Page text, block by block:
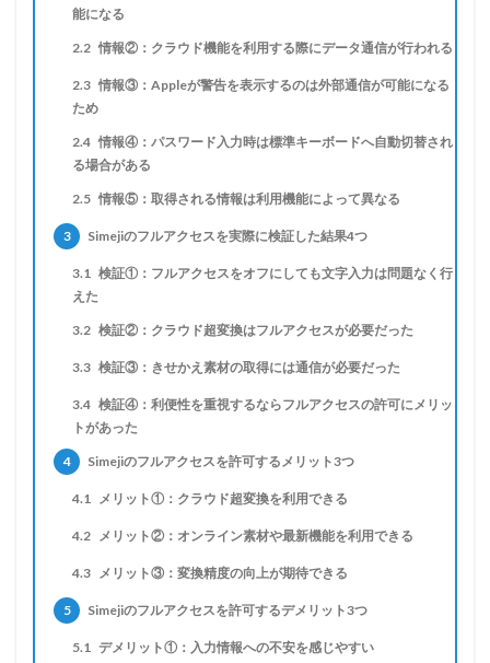
能になる
2.2 情報②：クラウド機能を利用する際にデータ通信が行われる
2.3 情報③：Appleが警告を表示するのは外部通信が可能になる
ため
2.4 情報④：パスワード入力時は標準キーボードへ自動切替され
る場合がある
2.5 情報⑤：取得される情報は利用機能によって異なる
3 Simejiのフルアクセスを実際に検証した結果4つ
3.1 検証①：フルアクセスをオフにしても文字入力は問題なく行
えた
3.2 検証②：クラウド超変換はフルアクセスが必要だった
3.3 検証③：きせかえ素材の取得には通信が必要だった
3.4 検証④：利便性を重視するならフルアクセスの許可にメリッ
トがあった
4 Simejiのフルアクセスを許可するメリット3つ
4.1 メリット①：クラウド超変換を利用できる
4.2 メリット②：オンライン素材や最新機能を利用できる
4.3 メリット③：変換精度の向上が期待できる
5 Simejiのフルアクセスを許可するデメリット3つ
5.1 デメリット①：入力情報への不安を感じやすい